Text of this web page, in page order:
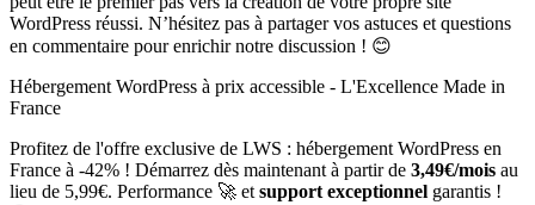
WordPress réussi. N’hésitez pas à partager vos astuces et questions
en commentaire pour enrichir notre discussion ! 😊
Hébergement WordPress à prix accessible - L'Excellence Made in
France
Profitez de l'offre exclusive de LWS : hébergement WordPress en
France à -42% ! Démarrez dès maintenant à partir de 3,49€/mois au
lieu de 5,99€. Performance 🚀 et support exceptionnel garantis !